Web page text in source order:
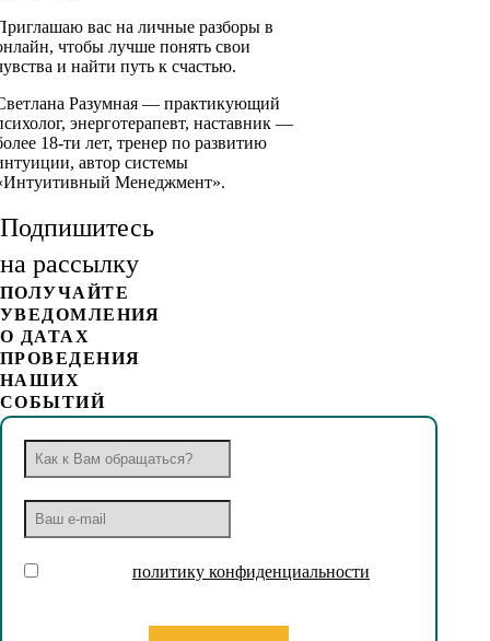
вас на личные разборы в
чтобы лучше понять свои
и найти путь к счастью.
Разумная — практикующий
энерготерапевт, наставник —
18-ти лет, тренер по развитию
автор системы
Менеджмент».
Подпишитесь
на рассылку
ПОЛУЧАЙТЕ
УВЕДОМЛЕНИЯ
О ДАТАХ
ПРОВЕДЕНИЯ
НАШИХ
СОБЫТИЙ
политику конфиденциальности